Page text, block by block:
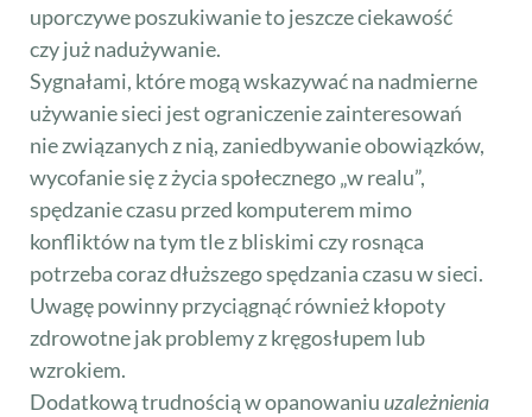
uporczywe poszukiwanie to jeszcze ciekawość
czy już nadużywanie.
Sygnałami, które mogą wskazywać na nadmierne
używanie sieci jest ograniczenie zainteresowań
nie związanych z nią, zaniedbywanie obowiązków,
wycofanie się z życia społecznego „w realu”,
spędzanie czasu przed komputerem mimo
konfliktów na tym tle z bliskimi czy rosnąca
potrzeba coraz dłuższego spędzania czasu w sieci.
Uwagę powinny przyciągnąć również kłopoty
zdrowotne jak problemy z kręgosłupem lub
wzrokiem.
Dodatkową trudnością w opanowaniu uzależnienia